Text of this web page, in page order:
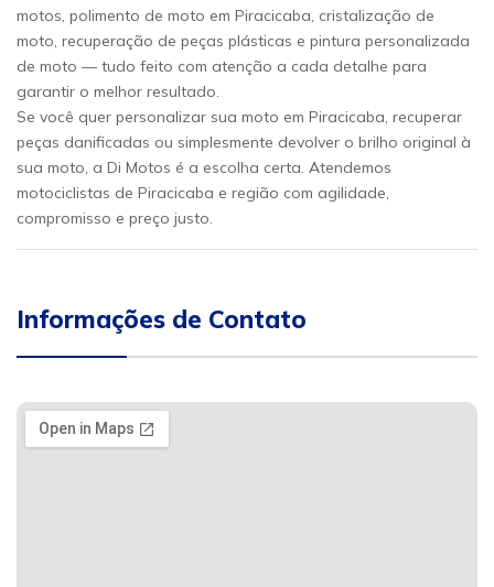
motos, polimento de moto em Piracicaba, cristalização de
moto, recuperação de peças plásticas e pintura personalizada
de moto — tudo feito com atenção a cada detalhe para
garantir o melhor resultado.
Se você quer personalizar sua moto em Piracicaba, recuperar
peças danificadas ou simplesmente devolver o brilho original à
sua moto, a Di Motos é a escolha certa. Atendemos
motociclistas de Piracicaba e região com agilidade,
compromisso e preço justo.
Informações de Contato